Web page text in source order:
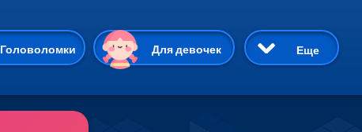
Головоломки Для девочек
3D Приключения
Еще